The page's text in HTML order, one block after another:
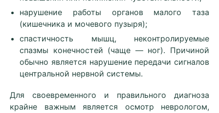
нарушение работы органов малого таза
(кишечника и мочевого пузыря);
спастичность мышц, неконтролируемые
спазмы конечностей (чаще — ног). Причиной
обычно является нарушение передачи сигналов
центральной нервной системы.
Для своевременного и правильного диагноза
крайне важным является осмотр неврологом,